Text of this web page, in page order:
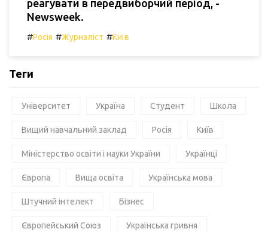
реагувати в передвиборчий період, -
Newsweek.
#Росія #Журналіст #Київ
Теги
Університет Україна Студент Школа
Вищий навчальний заклад Росія Київ
Міністерство освіти і науки України Українці
Європа Вища освіта Українська мова
Штучний інтелект Бізнес
Європейський Союз Українська гривня